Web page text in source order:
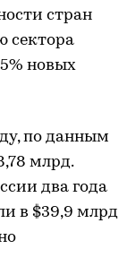
стран
сектора
новых
по данным
млрд.
два года
в $39,9 млрд